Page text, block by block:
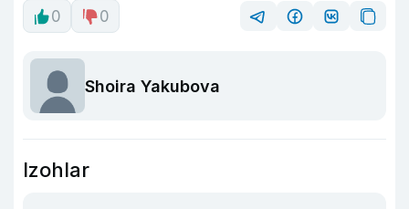
0 0
Shoira Yakubova
Izohlar